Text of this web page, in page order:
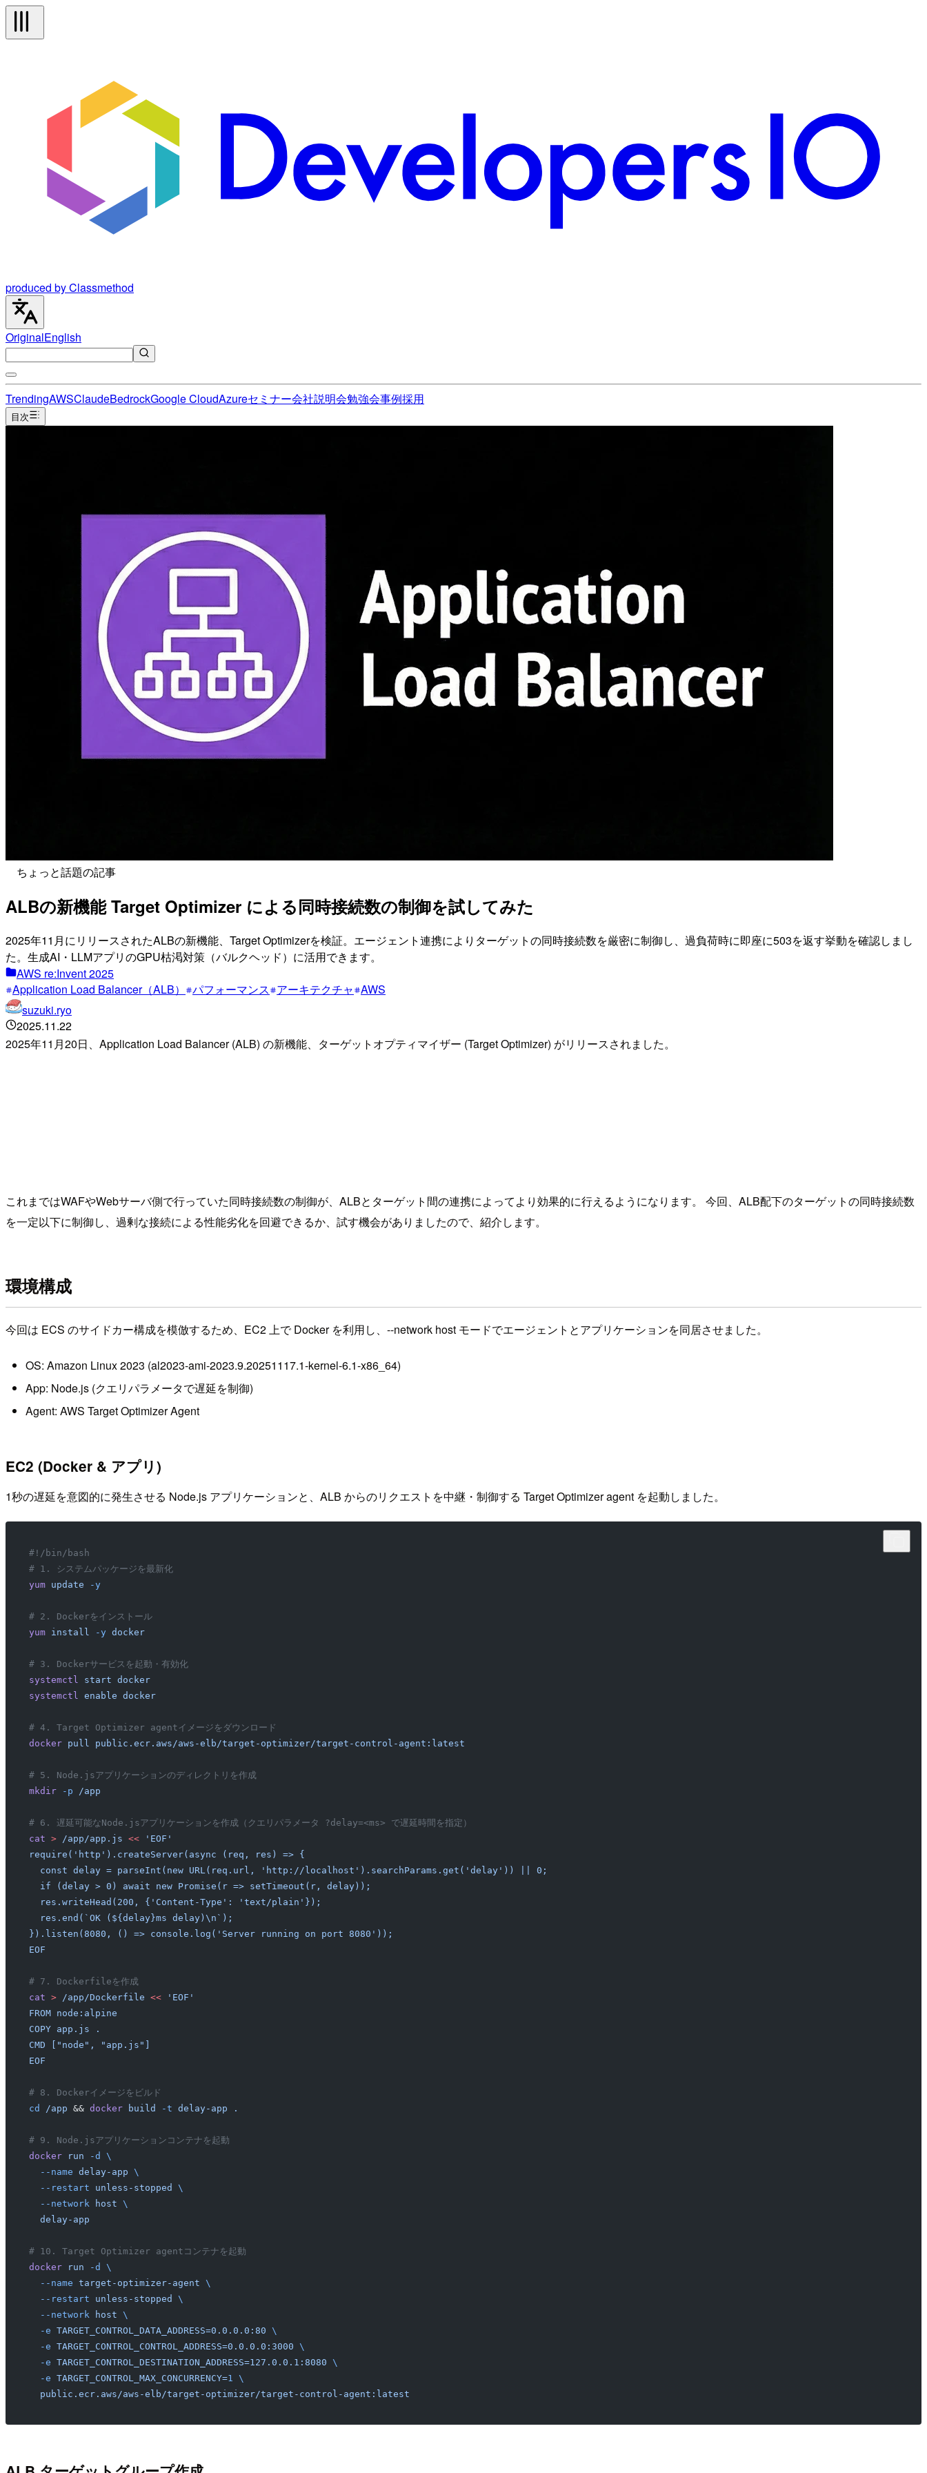
produced by Classmethod
OriginalEnglish
TrendingAWSClaudeBedrockGoogle CloudAzureセミナー会社説明会勉強会事例採用
目次
ちょっと話題の記事
ALBの新機能 Target Optimizer による同時接続数の制御を試してみた
2025年11月にリリースされたALBの新機能、Target Optimizerを検証。エージェント連携によりターゲットの同時接続数を厳密に制御し、過負荷時に即座に503を返す挙動を確認しまし
た。生成AI・LLMアプリのGPU枯渇対策（バルクヘッド）に活用できます。
AWS re:Invent 2025
Application Load Balancer（ALB）
パフォーマンス アーキテクチャ AWS
suzuki.ryo
2025.11.22
2025年11月20日、Application Load Balancer (ALB) の新機能、ターゲットオプティマイザー (Target Optimizer) がリリースされました。
これまではWAFやWebサーバ側で行っていた同時接続数の制御が、ALBとターゲット間の連携によってより効果的に行えるようになります。 今回、ALB配下のターゲットの同時接続数
を一定以下に制御し、過剰な接続による性能劣化を回避できるか、試す機会がありましたので、紹介します。
環境構成
今回は ECS のサイドカー構成を模倣するため、EC2 上で Docker を利用し、--network host モードでエージェントとアプリケーションを同居させました。
OS: Amazon Linux 2023 (al2023-ami-2023.9.20251117.1-kernel-6.1-x86_64)
App: Node.js (クエリパラメータで遅延を制御)
Agent: AWS Target Optimizer Agent
EC2 (Docker & アプリ)
1秒の遅延を意図的に発生させる Node.js アプリケーションと、ALB からのリクエストを中継・制御する Target Optimizer agent を起動しました。
#!/bin/bash
# 1. システムパッケージを最新化
yum update -y
# 2. Dockerをインストール
yum install -y docker
# 3. Dockerサービスを起動・有効化
systemctl
start docker
systemctl
enable docker
# 4. Target Optimizer agentイメージをダウンロード
docker pull public.ecr.aws/aws-elb/target-optimizer/target-control-agent:latest
# 5. Node.jsアプリケーションのディレクトリを作成
mkdir -p /app
# 6. 遅延可能なNode.jsアプリケーションを作成（クエリパラメータ ?delay=<ms> で遅延時間を指定）
cat > /app/app.js << 'EOF'
require('http').createServer(async (req, res) => {
  const delay = parseInt(new URL(req.url, 'http://localhost').searchParams.get('delay')) || 0;
  if (delay > 0) await new Promise(r => setTimeout(r, delay));
  res.writeHead(200, {'Content-Type': 'text/plain'});
  res.end(`OK (${delay}ms delay)\n`);
}).listen(8080, () => console.log('Server running on port 8080'));
EOF
# 7. Dockerfileを作成
cat > /app/Dockerfile << 'EOF'
FROM node:alpine
COPY app.js .
CMD ["node", "app.js"]
EOF
# 8. Dockerイメージをビルド
cd
/app && docker build -t delay-app .
# 9. Node.jsアプリケーションコンテナを起動
docker run -d
\
  --name
delay-app \
  --restart
unless-stopped
\
  --network
host \
  delay-app
# 10. Target Optimizer agentコンテナを起動
docker run -d
\
  --name
target-optimizer-agent \
  --restart
unless-stopped
\
  --network
host \
  -e
TARGET_CONTROL_DATA_ADDRESS=0.0.0.0:80 \
  -e
TARGET_CONTROL_CONTROL_ADDRESS=0.0.0.0:3000 \
  -e
TARGET_CONTROL_DESTINATION_ADDRESS=127.0.0.1:8080 \
  -e
TARGET_CONTROL_MAX_CONCURRENCY=1
\
  public.ecr.aws/aws-elb/target-optimizer/target-control-agent:latest